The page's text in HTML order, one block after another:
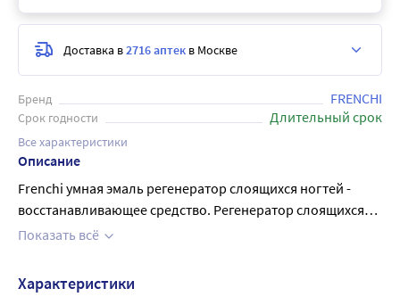
Бренд FRENCHI
Срок годности Длительный срок
Все характеристики
Описание
Frenchi умная эмаль регенератор слоящихся ногтей -
восстанавливающее средство. Регенератор слоящихся
ногтей с бамбуковым и чесночным экстрактами Frenchi
Слоящаяся ногтевая пластина - результат нарушения
водно-жирового обмена. При этом на поверхности ногтя
Показать всё
Доставка в2716 аптек в Москве
Характеристики